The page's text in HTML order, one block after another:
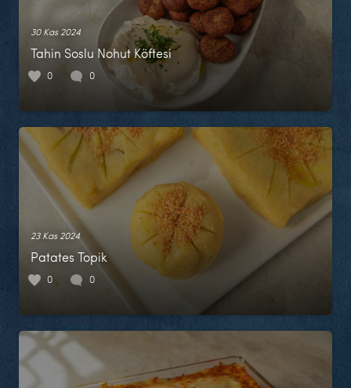
30 Kas 2024
Tahin Soslu Nohut Köftesi
0 0
23 Kas 2024
Patates Topik
0 0